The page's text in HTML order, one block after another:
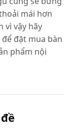
mái hơn
vì vậy hãy
đặt mua bàn
phẩm nội